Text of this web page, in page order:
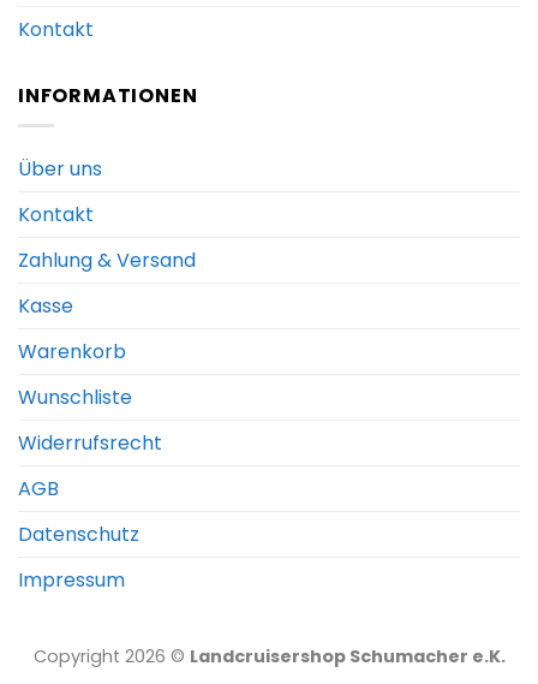
Kontakt
INFORMATIONEN
Über uns
Kontakt
Zahlung & Versand
Kasse
Warenkorb
Wunschliste
Widerrufsrecht
AGB
Datenschutz
Impressum
Copyright 2026 © Landcruisershop Schumacher e.K.